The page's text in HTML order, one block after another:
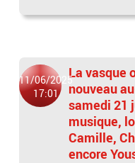
11/06/2025
17:01
La vasque
nouveau
samedi 21
musique,
Camille,
encore